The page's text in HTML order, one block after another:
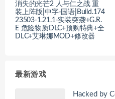
消失的光芒2 人与仁之战 重
装上阵版|中字-国语|Build.174
23503-1.21.1-实装突袭+G.R.
E 危险物质DLC+预购特典+全
DLC+艾琳娜MOD+修改器
最新游戏
Hacked by